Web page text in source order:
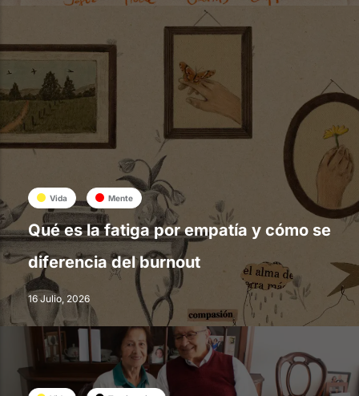
Vida Mente
Qué es la fatiga por empatía y cómo se
diferencia del burnout
16 Julio, 2026